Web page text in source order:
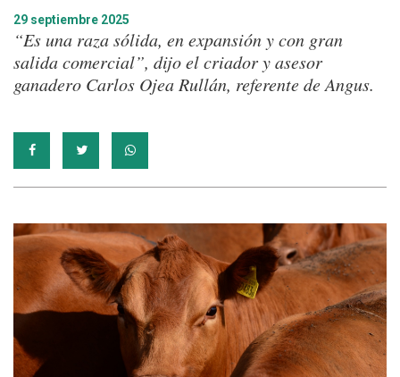
29 septiembre 2025
“Es una raza sólida, en expansión y con gran
salida comercial”, dijo el criador y asesor
ganadero Carlos Ojea Rullán, referente de Angus.